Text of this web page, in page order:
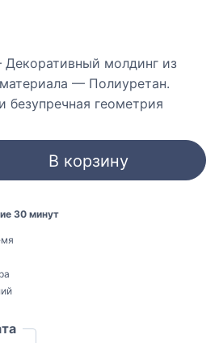
молдинг из
— Полиуретан.
безупречная геометрия
В корзину
30 минут